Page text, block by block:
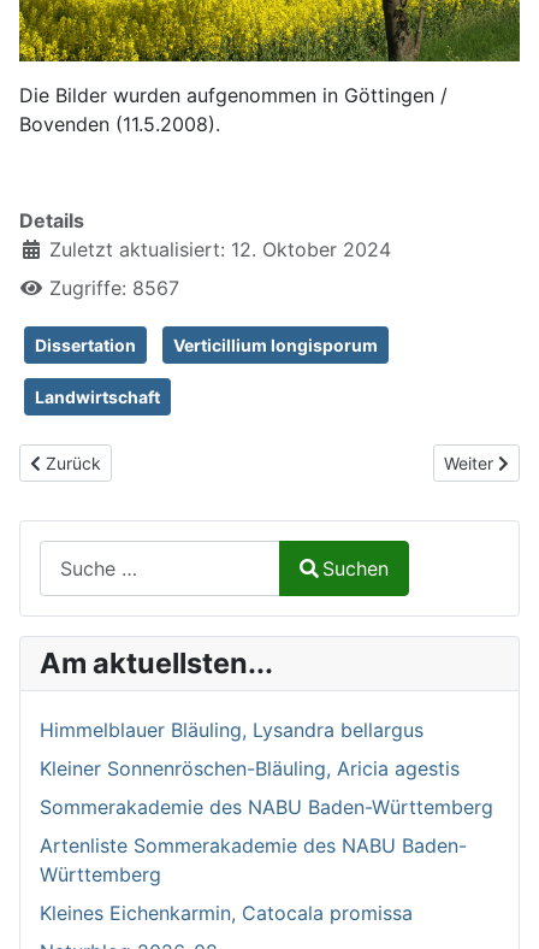
Die Bilder wurden aufgenommen in Göttingen /
Bovenden (11.5.2008).
Details
Zuletzt aktualisiert: 12. Oktober 2024
Zugriffe: 8567
Dissertation Verticillium longisporum
Landwirtschaft
Vorheriger Beitrag: Echtes Barbarakraut, Barbarea vulgaris
Zurück Nächster
Weiter
Suchen
Am aktuellsten...
Himmelblauer Bläuling, Lysandra bellargus
Kleiner Sonnenröschen-Bläuling, Aricia agestis
Sommerakademie des NABU Baden-Württemberg
Artenliste Sommerakademie des NABU Baden-
Württemberg
Kleines Eichenkarmin, Catocala promissa